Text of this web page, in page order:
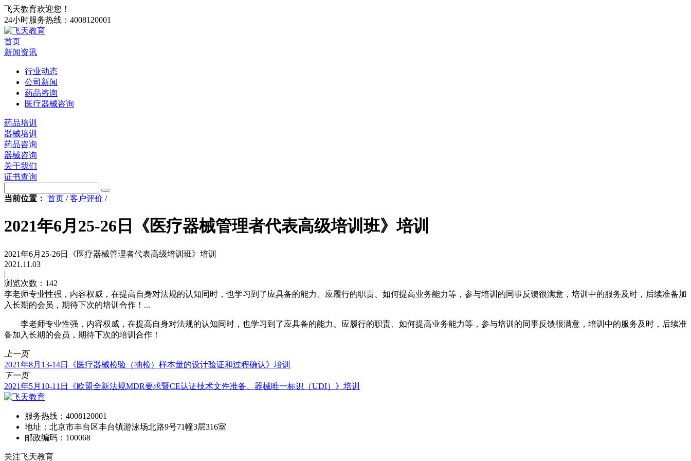
飞天教育欢迎您！
24小时服务热线： 4008120001
首页
新闻资讯
行业动态
公司新闻
药品咨询
医疗器械咨询
药品培训
器械培训
药品咨询
器械咨询
关于我们
证书查询
当前位置： 首页 / 客户评价 /
2021年6月25-26日《医疗器械管理者代表高级培训班》培训
2021年6月25-26日《医疗器械管理者代表高级培训班》培训
2021.11.03
|
浏览次数：142
李老师专业性强，内容权威，在提高自身对法规的认知同时，也学习到了应具备的能力、应履行的职责、如何提高业务能力等，参与培训的同事反馈很满意，培训中的服务及时，后续准备加
入长期的会员，期待下次的培训合作！...
李老师专业性强，内容权威，在提高自身对法规的认知同时，也学习到了应具备的能力、应履行的职责、如何提高业务能力等，参与培训的同事反馈很满意，培训中的服务及时，后续准
备加入长期的会员，期待下次的培训合作！
上一页
2021年8月13-14日《医疗器械检验（抽检）样本量的设计验证和过程确认》培训
下一页
2021年5月10-11日《欧盟全新法规MDR要求暨CE认证技术文件准备、器械唯一标识（UDI）》培训
服务热线： 4008120001
地址：北京市丰台区丰台镇游泳场北路9号71幢3层316室
邮政编码：100068
关注飞天教育